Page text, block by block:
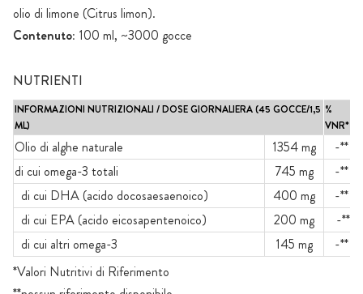
olio di limone (Citrus limon).
Contenuto: 100 ml, ~3000 gocce
NUTRIENTI
INFORMAZIONI NUTRIZIONALI / DOSE GIORNALIERA (45 GOCCE/1,5
ML)
%
VNR*
Olio di alghe naturale 1354 mg
-**
di cui omega-3 totali
745 mg
-**
di cui DHA (acido docosaesaenoico)
400 mg
-**
di cui EPA (acido eicosapentenoico)
200 mg
-**
di cui altri omega-3
145 mg
-**
*Valori Nutritivi di Riferimento